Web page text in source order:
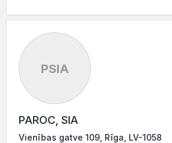
PSIA
PAROC, SIA
Vienības gatve 109, Rīga, LV-1058